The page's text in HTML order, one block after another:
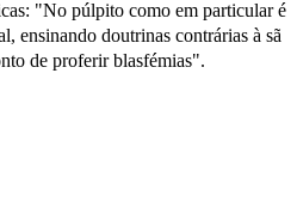
"No púlpito como em particular é
ensinando doutrinas contrárias à sã
de proferir blasfémias".